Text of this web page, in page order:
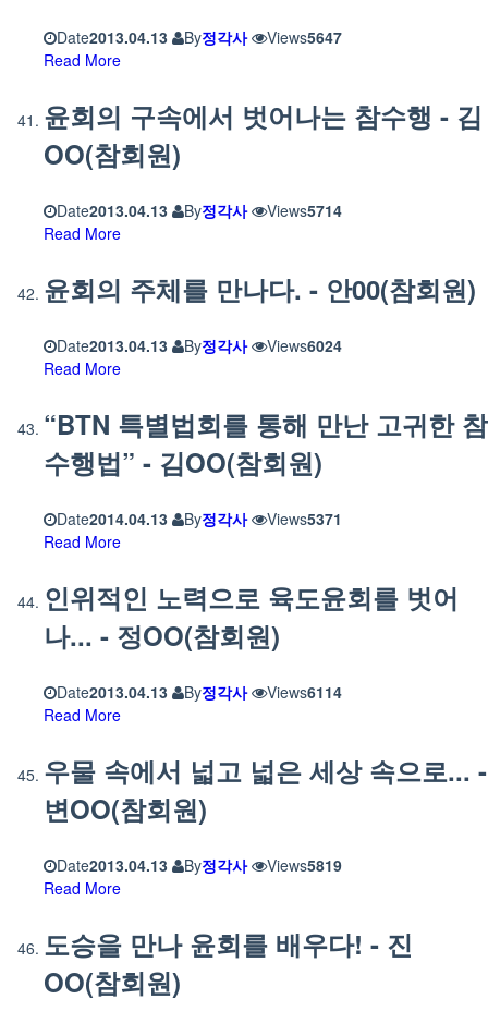
Date2013.04.13 By정각사 Views5647
Read More
윤회의 구속에서 벗어나는 참수행 - 김
OO(참회원)
Date2013.04.13 By정각사 Views5714
Read More
윤회의 주체를 만나다. - 안00(참회원)
Date2013.04.13 By정각사 Views6024
Read More
“BTN 특별법회를 통해 만난 고귀한 참
수행법” - 김OO(참회원)
Date2014.04.13 By정각사 Views5371
Read More
인위적인 노력으로 육도윤회를 벗어
나... - 정OO(참회원)
Date2013.04.13 By정각사 Views6114
Read More
우물 속에서 넓고 넓은 세상 속으로... -
변OO(참회원)
Date2013.04.13 By정각사 Views5819
Read More
도승을 만나 윤회를 배우다! - 진
OO(참회원)